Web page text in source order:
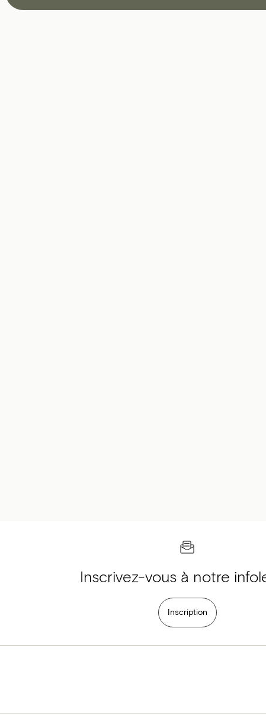
Inscrivez-vous à notre
Inscription